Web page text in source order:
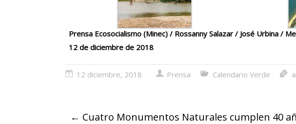
Prensa Ecosocialismo (Minec) / Rossanny Salazar / José Urbina /
12 de diciembre de 2018
12 diciembre, 2018 Prensa Calendario Verde
← Cuatro Monumentos Naturales cumplen 40